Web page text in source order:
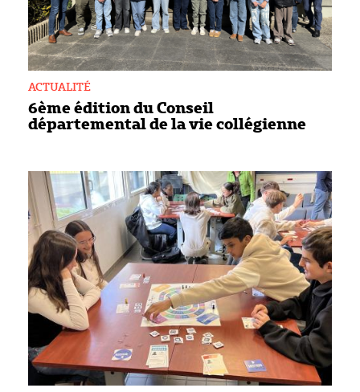
6ème édition du Conseil
départemental de la vie collégienne
ACTUALITÉ